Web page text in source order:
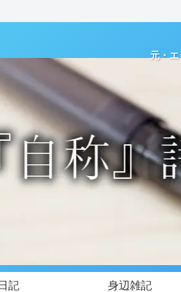
元・
日記
身辺雑記